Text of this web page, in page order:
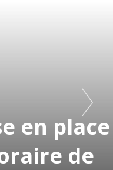
en place
de